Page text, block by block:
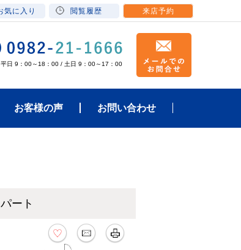
平日 9：00～18：00 / 土日 9：00～17：00
お客様の声 お問い合わせ
パート
気に入り 閲覧履歴 来店予約